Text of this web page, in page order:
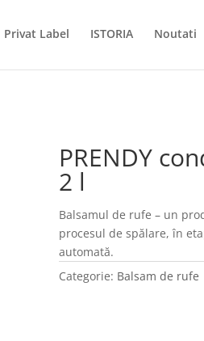
Privat Label ISTORIA Noutati
PRENDY
2 l
Balsamul de rufe – un
procesul de spălare, în
automată.
Categorie: Balsam de rufe